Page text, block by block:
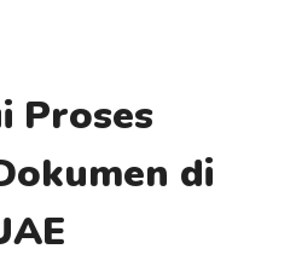
Proses
di